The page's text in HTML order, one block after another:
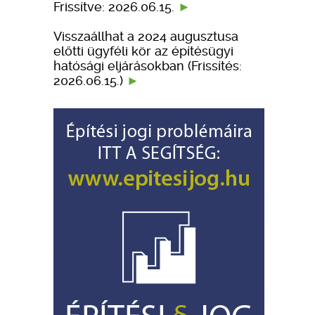
Frissítve: 2026.06.15.
Visszaállhat a 2024 augusztusa
előtti ügyféli kör az építésügyi
hatósági eljárásokban (Frissítés:
2026.06.15.)